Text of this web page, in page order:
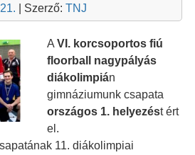
| Szerző: TNJ
A VI. korcsoportos fiú
floorball nagypályás
diákolimpián
gimnáziumunk csapata
országos 1. helyezést ért
el.
11. diákolimpiai